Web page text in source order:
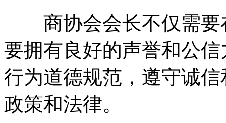
商协会会长不仅需要
要拥有良好的声誉和公
行为道德规范，遵守诚
政策和法律。